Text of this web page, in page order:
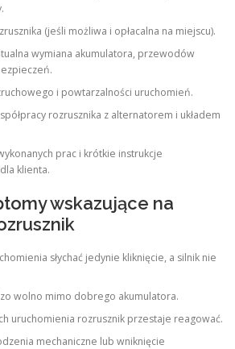
(jeśli możliwa i opłacalna na miejscu).
wymiana akumulatora, przewodów
i powtarzalności uruchomień.
rozrusznika z alternatorem i układem
prac i krótkie instrukcje
klienta.
wskazujące na
słychać jedynie kliknięcie, a silnik nie
wolno mimo dobrego akumulatora.
uruchomienia rozrusznik przestaje reagować.
mechaniczne lub wniknięcie